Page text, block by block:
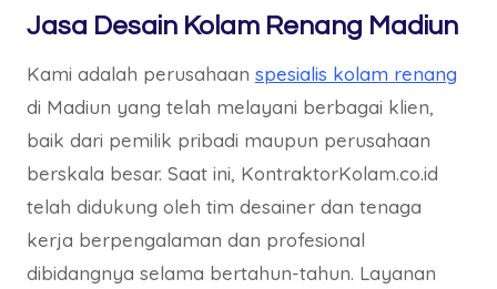
Jasa Desain Kolam Renang Madiun
Kami adalah perusahaan spesialis kolam renang
di Madiun yang telah melayani berbagai klien,
baik dari pemilik pribadi maupun perusahaan
berskala besar. Saat ini, KontraktorKolam.co.id
telah didukung oleh tim desainer dan tenaga
kerja berpengalaman dan profesional
dibidangnya selama bertahun-tahun. Layanan